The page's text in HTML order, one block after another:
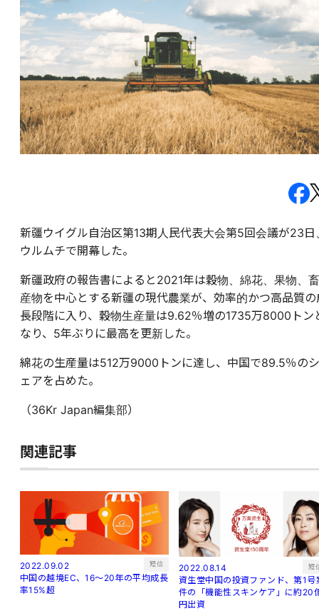
新疆ウイグル自治区第13期人民代表大会第5回会議が23日
ウルムチで開幕した。
新疆政府の報告書によると2021年は穀物、綿花、果物、畜
産物を中心とする新疆の現代農業が、効率的かつ高品質の
長段階に入り、穀物生産量は9.62％増の1735万8000トン
なり、5年ぶりに最高を更新した。
綿花の生産量は512万9000トンに達し、中国で89.5％のシ
ェアを占めた。
（36Kr Japan編集部）
関連記事
2022.09.02 短信
中国の越境EC、16～20年の平均成長
率15%超
2022.08.14 短
資生堂中国の投資ファンド、第1号
件の「機能性スキンケア」に約20
円出資